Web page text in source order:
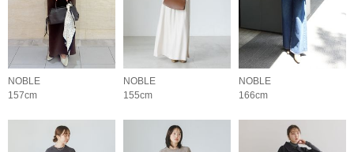
NOBLE
157cm
NOBLE
155cm
NOBLE
166cm